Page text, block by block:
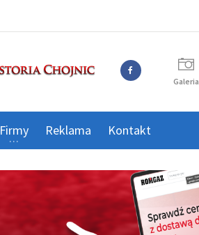
Galeria
Firmy Reklama Kontakt